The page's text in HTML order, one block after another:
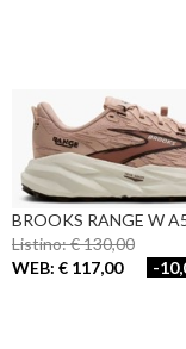
BROOKS RANGE W
Listino: € 130,00
WEB: € 117,00
-